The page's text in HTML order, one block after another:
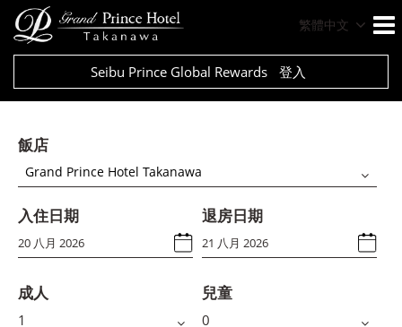
繁體中文
Seibu Prince Global Rewards 登入
飯店
Grand Prince Hotel Takanawa
入住日期 退房日期
成人 兒童